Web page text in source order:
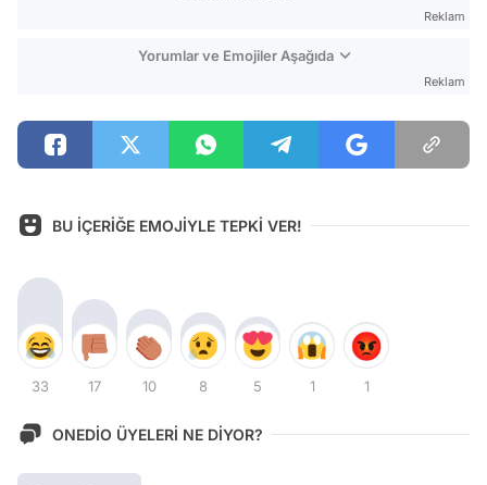
Reklam
Yorumlar ve Emojiler Aşağıda
Reklam
BU İÇERİĞE EMOJİYLE TEPKİ VER!
33 17 10 8 5 1 1
ONEDİO ÜYELERİ NE DİYOR?